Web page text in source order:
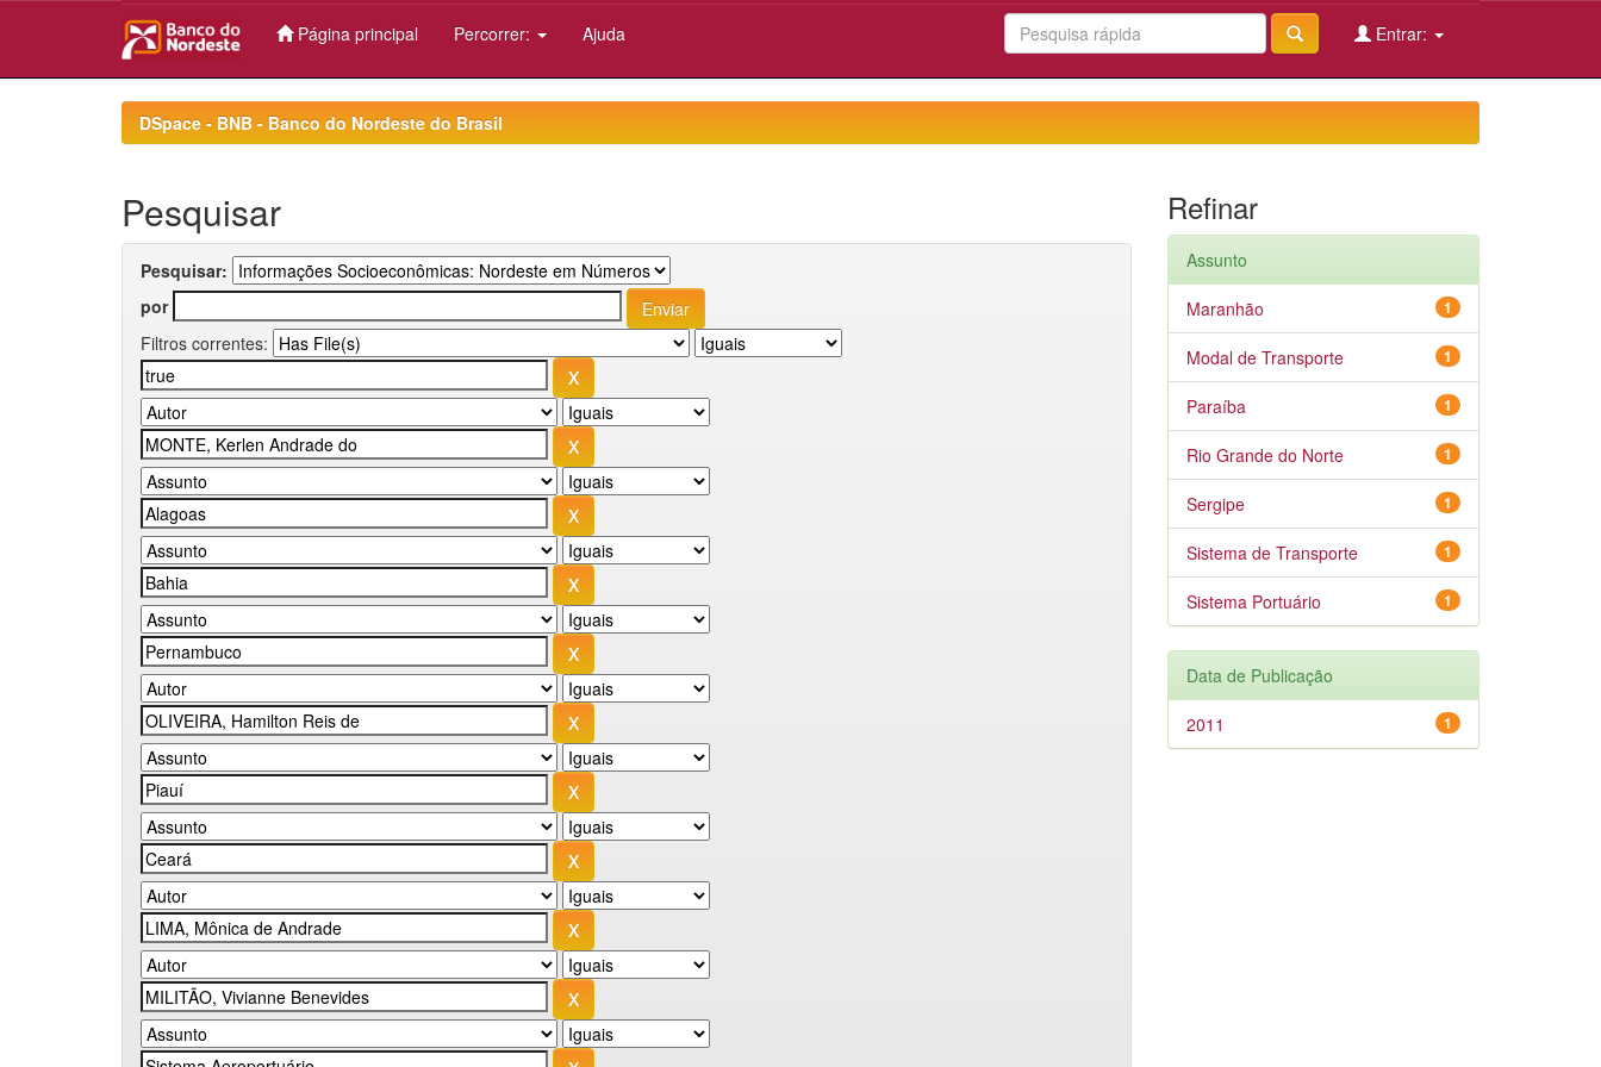
Página principal Percorrer: Ajuda Entrar:
DSpace - BNB - Banco do Nordeste do Brasil
Pesquisar
Pesquisar:
por
Filtros correntes:
Refinar
Assunto
1
Maranhão
1
Modal de Transporte
1
Paraíba
1
Rio Grande do Norte
1
Sergipe
1
Sistema de Transporte
1
Sistema Portuário
Data de Publicação
1
2011